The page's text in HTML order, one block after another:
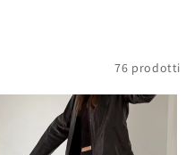
76 prodotti